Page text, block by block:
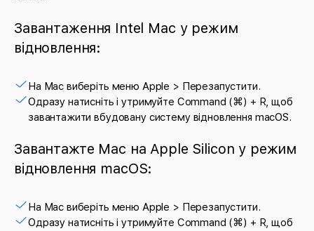
Завантаження Intel Mac у режим
відновлення:
На Mac виберіть меню Apple > Перезапустити.
Одразу натисніть і утримуйте Command (⌘) + R, щоб
завантажити вбудовану систему відновлення macOS.
Завантажте Mac на Apple Silicon у режим
відновлення macOS:
На Mac виберіть меню Apple > Перезапустити.
Одразу натисніть і утримуйте Command (⌘) + R, щоб